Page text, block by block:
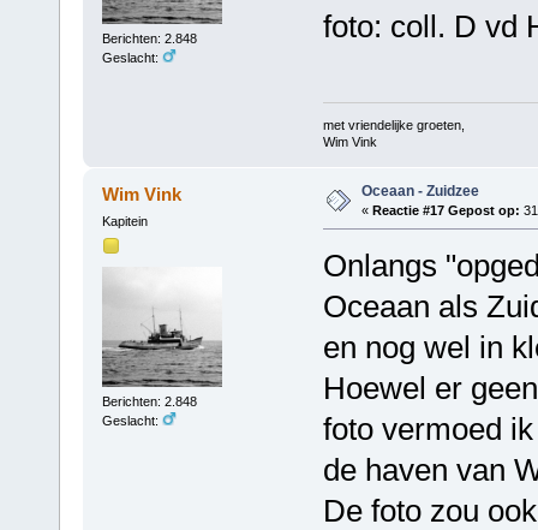
Berichten: 2.848
Geslacht:
foto: coll. D vd
met vriendelijke groeten,
Wim Vink
Wim Vink
Kapitein
Berichten: 2.848
Geslacht:
Oceaan - Zuidzee
« Reactie #17 Gepost op:
Onlangs
Oceaan als
en nog wel in
Hoewel er
foto vermoed
de haven van
De foto zou